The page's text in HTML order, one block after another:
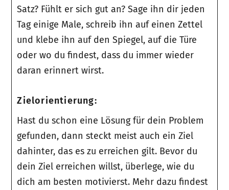
Satz? Fühlt er sich gut an? Sage ihn dir jeden
Tag einige Male, schreib ihn auf einen Zettel
und klebe ihn auf den Spiegel, auf die Türe
oder wo du findest, dass du immer wieder
daran erinnert wirst.
Zielorientierung:
Hast du schon eine Lösung für dein Problem
gefunden, dann steckt meist auch ein Ziel
dahinter, das es zu erreichen gilt. Bevor du
dein Ziel erreichen willst, überlege, wie du
dich am besten motivierst. Mehr dazu findest